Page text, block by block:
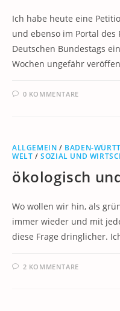
Ich habe heute eine
und ebenso im Portal des
Deutschen Bundestags
Wochen ungefähr
0 KOMMENTARE
ALLGEMEIN / BADEN-
WELT /SOZIAL UND
ökologisch
Wo wollen wir hin, als
immer wieder und mit
diese Frage dringlicher.
2 KOMMENTARE